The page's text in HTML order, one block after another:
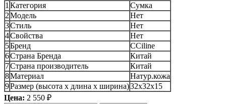
1 Категория
Сумка
2Модель
Нет
3Стиль
Нет
4Свойства
Нет
5Бренд
CСiline
6Страна Бренда
Китай
7Страна производитель
Китай
8Материал
Натур.кожа
9Размер (высота х длина х ширина)32x32x15
Цена: 2 550 ₽